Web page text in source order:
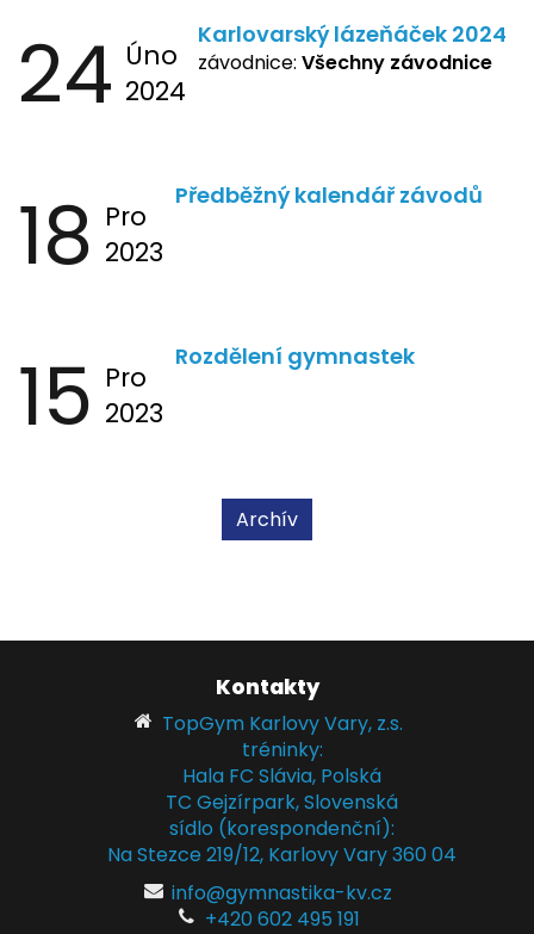
24 Úno
2024
Karlovarský lázeňáček 2024
závodnice: Všechny závodnice
18 Pro
2023
Předběžný kalendář závodů
15 Pro
2023
Rozdělení gymnastek
Archív
Kontakty
TopGym Karlovy Vary, z.s.
tréninky:
Hala FC Slávia, Polská
TC Gejzírpark, Slovenská
sídlo (korespondenční):
Na Stezce 219/12, Karlovy Vary 360 04
info@gymnastika-kv.cz
+420 602 495 191